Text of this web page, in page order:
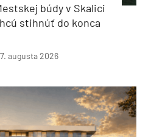
búdy v Skalici
stihnúť do konca
7. augusta 2026